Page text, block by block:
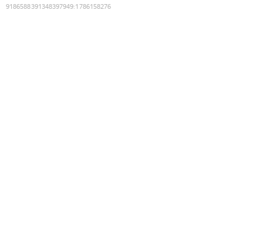
9186588391348397949:1786158276